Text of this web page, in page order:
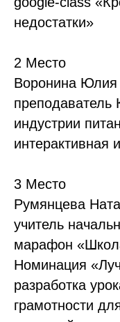
недостатки»
2 Место
Воронина Юлия
преподаватель
индустрии
интерактивная
3 Место
Румянцева
учитель
марафон
Номинация
разработка
грамотности